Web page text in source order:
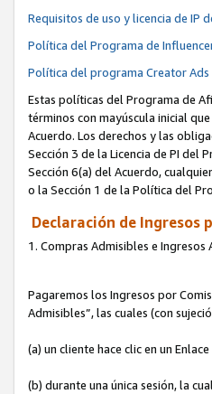
Requisitos de uso y licencia de IP
Política del Programa de
Política del programa Creator
Estas políticas del Programa de
términos con mayúscula inicial
Acuerdo. Los derechos y las
Sección 3 de la Licencia de PI del
Sección 6(a) del Acuerdo,
o la Sección 1 de la Política del
Declaración de Ingresos
1. Compras Admisibles e Ingresos
Pagaremos los Ingresos por
Admisibles”, las cuales (con
(a) un cliente hace clic en un
(b) durante una única sesión, la